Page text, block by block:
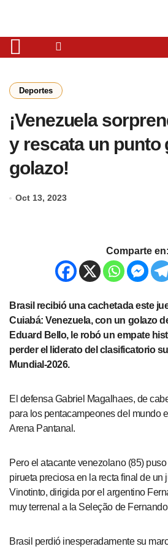
Deportes
¡Venezuela
y rescata un punto
golazo!
Oct 13, 2023
Comparte en:
Brasil recibió una cachetada este jueves en la calurosa
Cuiabá: Venezuela, con un golazo
Eduard Bello, le robó un empate
perder el liderato del clasificatorio
Mundial-2026.
El defensa Gabriel Magalhaes, de
para los pentacampeones del mundo
Arena Pantanal.
Pero el atacante venezolano (85)
pirueta preciosa en la recta final de un
Vinotinto, dirigida por el argentino
muy terrenal a la Seleção de
Brasil perdió inesperadamente su